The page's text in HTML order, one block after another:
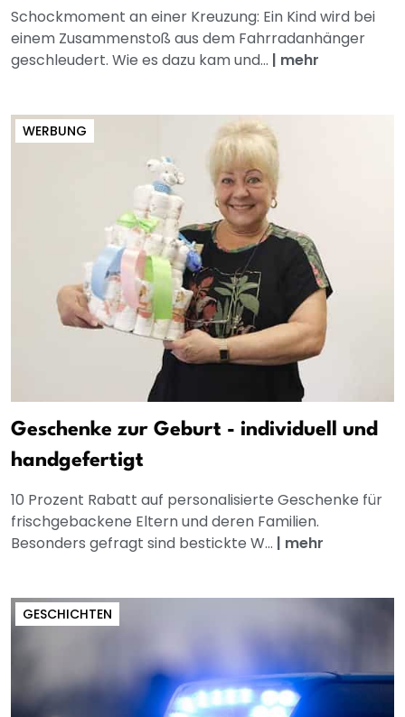
Schockmoment an einer Kreuzung: Ein Kind wird bei
einem Zusammenstoß aus dem Fahrradanhänger
geschleudert. Wie es dazu kam und... | mehr
WERBUNG
Geschenke zur Geburt - individuell und
handgefertigt
10 Prozent Rabatt auf personalisierte Geschenke für
frischgebackene Eltern und deren Familien.
Besonders gefragt sind bestickte W... | mehr
GESCHICHTEN